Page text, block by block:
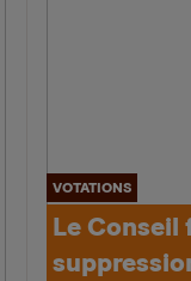
VOTATIONS
Le Conseil